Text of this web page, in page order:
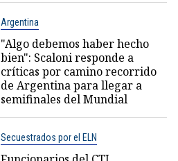
Argentina
"Algo debemos haber hecho
bien": Scaloni responde a
críticas por camino recorrido
de Argentina para llegar a
semifinales del Mundial
Secuestrados por el ELN